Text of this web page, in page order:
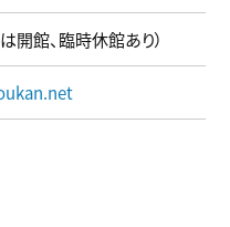
開館、臨時休館あり）